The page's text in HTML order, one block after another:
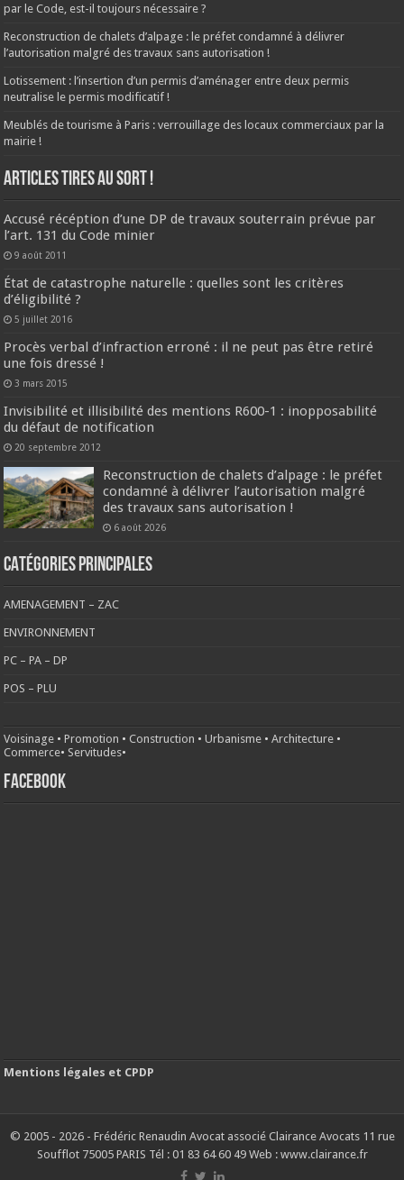
par le Code, est-il toujours nécessaire ?
Reconstruction de chalets d’alpage : le préfet condamné à délivrer
l’autorisation malgré des travaux sans autorisation !
Lotissement : l’insertion d’un permis d’aménager entre deux permis
neutralise le permis modificatif !
Meublés de tourisme à Paris : verrouillage des locaux commerciaux par la
mairie !
ARTICLES TIRES AU SORT !
Accusé récéption d’une DP de travaux souterrain prévue par
l’art. 131 du Code minier
9 août 2011
État de catastrophe naturelle : quelles sont les critères
d’éligibilité ?
5 juillet 2016
Procès verbal d’infraction erroné : il ne peut pas être retiré
une fois dressé !
3 mars 2015
Invisibilité et illisibilité des mentions R600-1 : inopposabilité
du défaut de notification
20 septembre 2012
Reconstruction de chalets d’alpage : le préfet
condamné à délivrer l’autorisation malgré
des travaux sans autorisation !
6 août 2026
CATÉGORIES PRINCIPALES
AMENAGEMENT – ZAC
ENVIRONNEMENT
PC – PA – DP
POS – PLU
Voisinage •Promotion •Construction •Urbanisme •Architecture •
Commerce• Servitudes•
FACEBOOK
Mentions légales et CPDP
© 2005 - 2026 - Frédéric Renaudin Avocat associé Clairance Avocats 11 rue
Soufflot 75005 PARIS Tél : 01 83 64 60 49 Web : www.clairance.fr